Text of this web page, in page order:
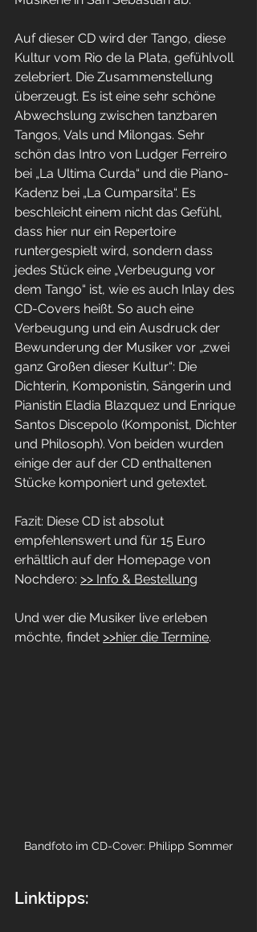
Auf dieser CD wird der Tango, diese
Kultur vom Rio de la Plata, gefühlvoll
zelebriert. Die Zusammenstellung
überzeugt. Es ist eine sehr schöne
Abwechslung zwischen tanzbaren
Tangos, Vals und Milongas. Sehr
schön das Intro von Ludger Ferreiro
bei „La Ultima Curda“ und die Piano-
Kadenz bei „La Cumparsita“. Es
beschleicht einem nicht das Gefühl,
dass hier nur ein Repertoire
runtergespielt wird, sondern dass
jedes Stück eine „Verbeugung vor
dem Tango“ ist, wie es auch Inlay des
CD-Covers heißt. So auch eine
Verbeugung und ein Ausdruck der
Bewunderung der Musiker vor „zwei
ganz Großen dieser Kultur“: Die
Dichterin, Komponistin, Sängerin und
Pianistin Eladia Blazquez und Enrique
Santos Discepolo (Komponist, Dichter
und Philosoph). Von beiden wurden
einige der auf der CD enthaltenen
Stücke komponiert und getextet.
Fazit: Diese CD ist absolut
empfehlenswert und für 15 Euro
erhältlich auf der Homepage von
Nochdero: >> Info & Bestellung
Und wer die Musiker live erleben
möchte, findet >>hier die Termine.
Bandfoto im CD-Cover: Philipp Sommer
Linktipps: